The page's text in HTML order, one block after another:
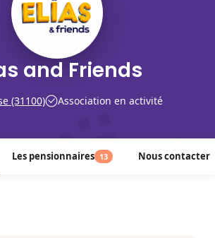
and Friends
(31100) Association en activité
Les pensionnaires 13 Nous contacter